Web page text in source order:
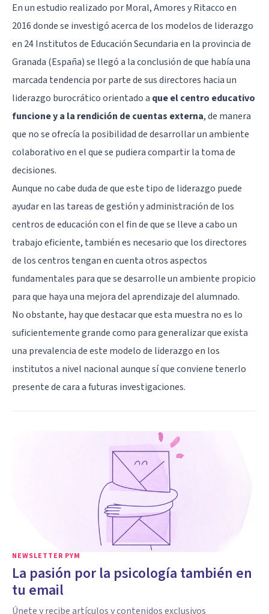
En un estudio realizado por Moral, Amores y Ritacco en
2016 donde se investigó acerca de los modelos de liderazgo
en 24 Institutos de Educación Secundaria en la provincia de
Granada (España) se llegó a la conclusión de que había una
marcada tendencia por parte de sus directores hacia un
liderazgo burocrático orientado a que el centro educativo
funcione y a la rendición de cuentas externa, de manera
que no se ofrecía la posibilidad de desarrollar un ambiente
colaborativo en el que se pudiera compartir la toma de
decisiones.
Aunque no cabe duda de que este tipo de liderazgo puede
ayudar en las tareas de gestión y administración de los
centros de educación con el fin de que se lleve a cabo un
trabajo eficiente, también es necesario que los directores
de los centros tengan en cuenta otros aspectos
fundamentales para que se desarrolle un ambiente propicio
para que haya una mejora del aprendizaje del alumnado.
No obstante, hay que destacar que esta muestra no es lo
suficientemente grande como para generalizar que exista
una prevalencia de este modelo de liderazgo en los
institutos a nivel nacional aunque sí que conviene tenerlo
presente de cara a futuras investigaciones.
NEWSLETTER PYM
La pasión por la psicología también en
tu email
Únete y recibe artículos y contenidos exclusivos